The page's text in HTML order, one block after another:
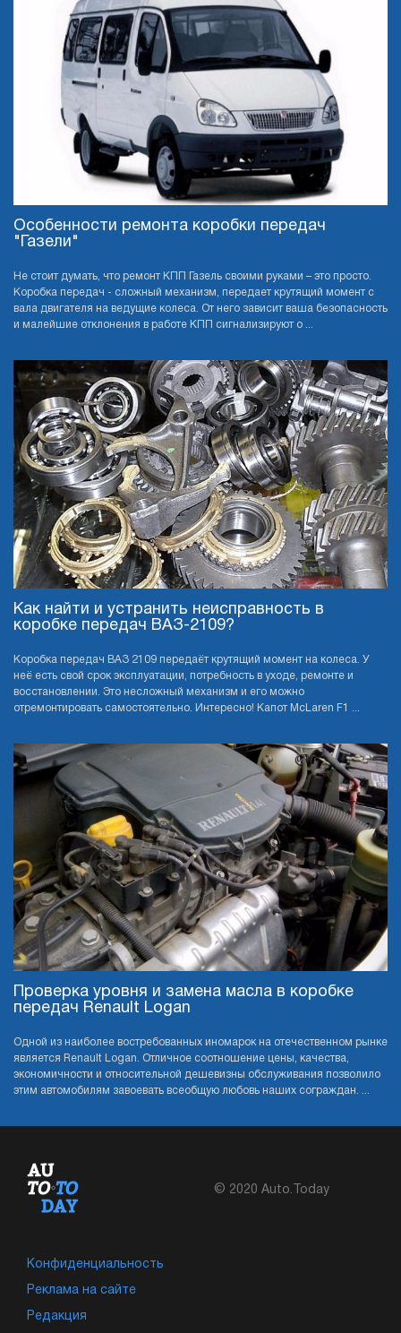
Особенности ремонта коробки передач
"Газели"
Не стоит думать, что ремонт КПП Газель своими руками – это просто.
Коробка передач - сложный механизм, передает крутящий момент с
вала двигателя на ведущие колеса. От него зависит ваша безопасность
и малейшие отклонения в работе КПП сигнализируют о ...
Как найти и устранить неисправность в
коробке передач ВАЗ-2109?
Коробка передач ВАЗ 2109 передаёт крутящий момент на колеса. У
неё есть свой срок эксплуатации, потребность в уходе, ремонте и
восстановлении. Это несложный механизм и его можно
отремонтировать самостоятельно. Интересно! Капот McLaren F1 ...
Проверка уровня и замена масла в коробке
передач Renault Logan
Одной из наиболее востребованных иномарок на отечественном рынке
является Renault Logan. Отличное соотношение цены, качества,
экономичности и относительной дешевизны обслуживания позволило
этим автомобилям завоевать всеобщую любовь наших сограждан. ...
© 2020 Auto.Today
Конфиденциальность
Реклама на сайте
Редакция